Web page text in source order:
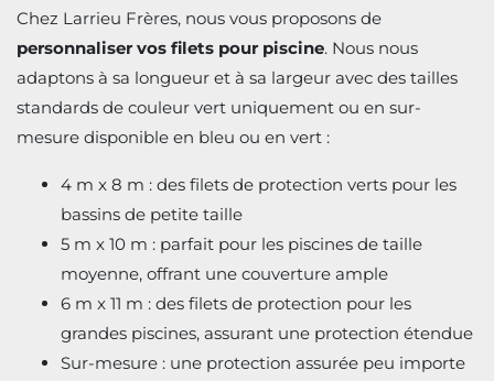
Chez Larrieu Frères, nous vous proposons de
personnaliser vos filets pour piscine. Nous nous
adaptons à sa longueur et à sa largeur avec des tailles
standards de couleur vert uniquement ou en sur-
mesure disponible en bleu ou en vert :
4 m x 8 m : des filets de protection verts pour les
bassins de petite taille
5 m x 10 m : parfait pour les piscines de taille
moyenne, offrant une couverture ample
6 m x 11 m : des filets de protection pour les
grandes piscines, assurant une protection étendue
Sur-mesure : une protection assurée peu importe